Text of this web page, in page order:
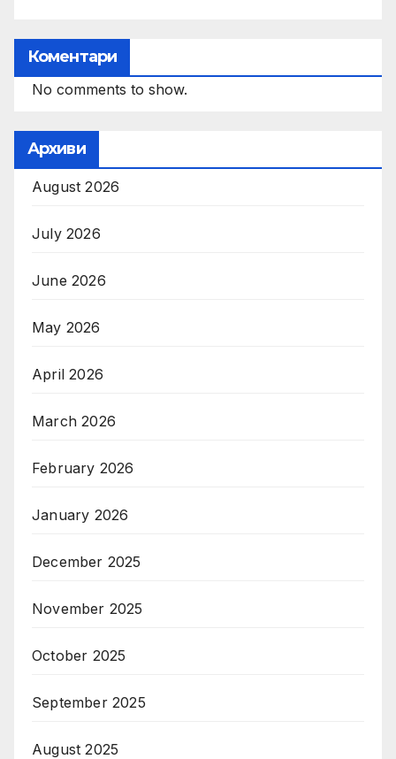
Коментари
No comments to show.
Архиви
August 2026
July 2026
June 2026
May 2026
April 2026
March 2026
February 2026
January 2026
December 2025
November 2025
October 2025
September 2025
August 2025